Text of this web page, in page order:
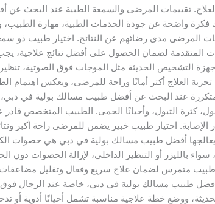
تقييمات المرضى والسمعة الطبية عند البحث
واضحة عن جودة الخدمات الطبية، مهارة الطبيب،
المرضى مدى رضائهم عن النتائج. اختيار طبيب
المتقدمة لضمان الحصول على أفضل نتائج
أجهزة التشخيص الحديثة مثل الموجات فوق الصوتية،
العلاج أكثر أمانًا وراحة للمرضى، ويعكس اهتمام
عند البحث عن أفضل طبيب مسالك بولية في دبي،
كثرة التبول، وأحيانًا الحمى. الطبيب المتخصص
الإصابة. اختيار طبيب خبير يضمن للمرضى راحة أكبر
يعالجها أفضل طبيب مسالك بولية في دبي هي حصوات
بالليزر أو التنظير الداخلي، لإزالة الحصوات دون
طبيب متمرس لضمان علاج سريع وفعال وتقليل
أفضل طبيب مسالك بولية في دبي، خاصة عند
ووضع خطة علاجية مناسبة تشمل أحيانًا أدوية أو